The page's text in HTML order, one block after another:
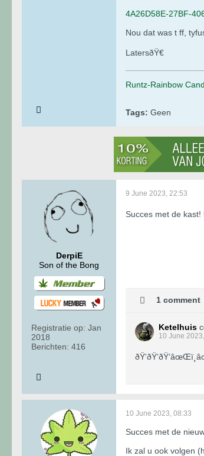
4A26D58E-27BF-
Nou dat was t ff,
LatersðŸ€
Runtz-Rainbow
Tags: Geen
DerpiE
Son of the Bong
Registratie op: Jan
2018
Berichten: 416
9 June 2023, 22:53
Succes met de kast!
1 comment
Ketelhuis
10 June
10 June 2023, 08:33
Succes met de
Ik zal u ook volgen